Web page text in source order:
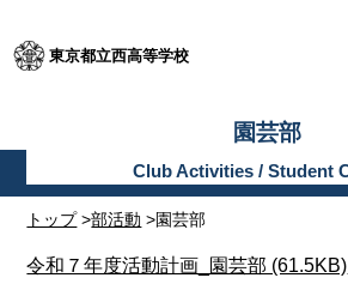
東京都立西高等学校
トップ>部活動 >園芸部
園芸部
令和７年度活動計画_園芸部 (61.5KB)